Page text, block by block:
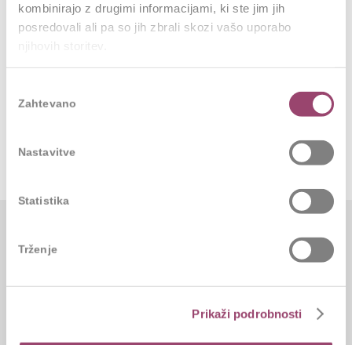
kombinirajo z drugimi informacijami, ki ste jim jih
posredovali ali pa so jih zbrali skozi vašo uporabo
soglasja
Zahtevano
Nastavitve
Statistika
Trženje
Prikaži podrobnosti
Ostali članki